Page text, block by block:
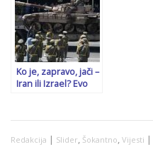
Ko je, zapravo, jači –
Iran ili Izrael? Evo
Redakcija | Slider, Šokantno, Vijesti |